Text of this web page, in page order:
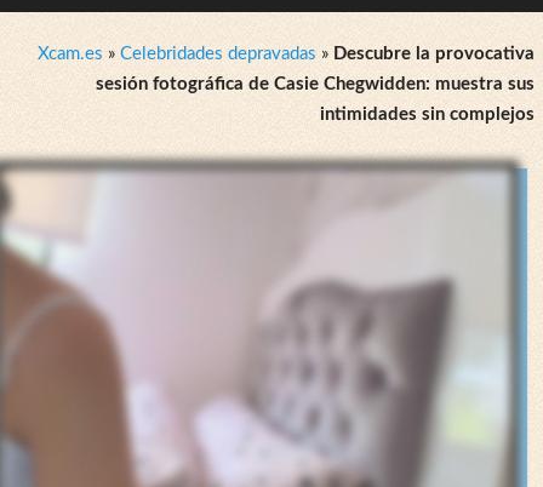
Xcam.es » Celebridades depravadas » Descubre la provocativa
sesión fotográfica de Casie Chegwidden: muestra sus
intimidades sin complejos